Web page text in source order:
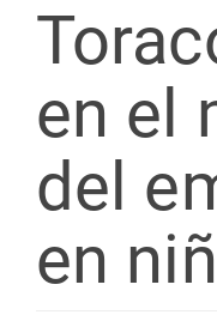
en el
del
en